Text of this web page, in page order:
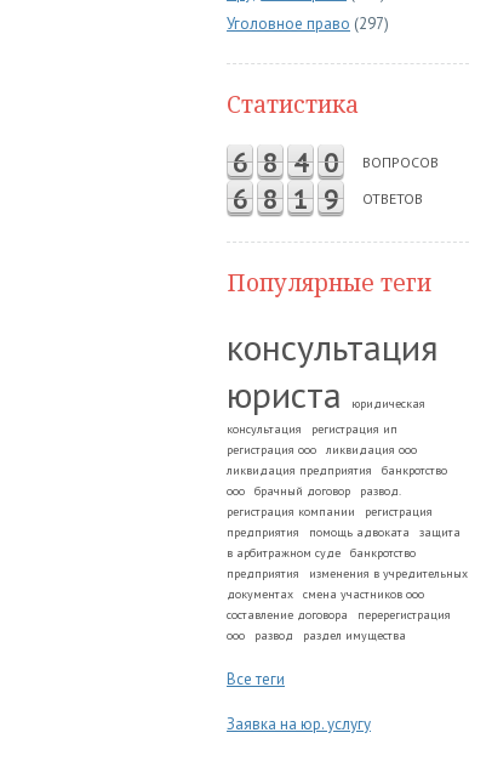
Уголовное право (297)
Статистика
6 8 4 0 ВОПРОСОВ
6 8 1 9 ОТВЕТОВ
Популярные теги
консультация
юриста
юридическая
консультация
регистрация ип
регистрация ооо
ликвидация ооо
ликвидация предприятия
банкротство
ооо
брачный договор
развод.
регистрация компании
регистрация
предприятия
помощь адвоката
защита
в арбитражном суде
банкротство
предприятия
изменения в учредительных
документах
смена участников ооо
составление договора
перерегистрация
ооо
развод раздел имущества
Все теги
Заявка на юр. услугу